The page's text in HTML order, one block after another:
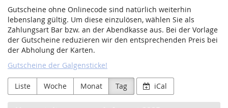
Gutscheine ohne Onlinecode sind natürlich weiterhin
lebenslang gültig. Um diese einzulösen, wählen Sie als
Zahlungsart Bar bzw. an der Abendkasse aus. Bei der Vorlage
der Gutscheine reduzieren wir den entsprechenden Preis bei
der Abholung der Karten.
Gutscheine der Galgensticke!
Liste Woche Monat Tag iCal